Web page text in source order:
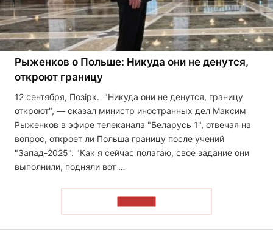
Рыженков о Польше: Никуда они не денутся,
откроют границу
12 сентября, Позірк. "Никуда они не денутся, границу
откроют", — сказал министр иностранных дел Максим
Рыженков в эфире телеканала "Беларусь 1", отвечая на
вопрос, откроет ли Польша границу после учений
"Запад-2025". "Как я сейчас полагаю, свое задание они
выполнили, подняли вот …